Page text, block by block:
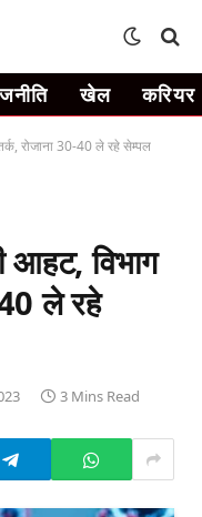
खेल करियर
रोजाना 30-40 ले रहे सेम्पल
आहट, विभाग
ले रहे
3 Mins Read